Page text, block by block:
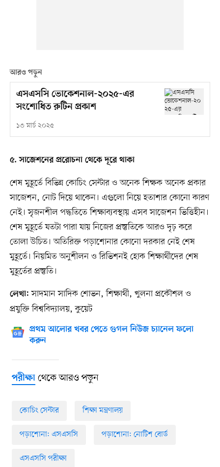
আরও পড়ুন
এসএসসি ভোকেশনাল-২০২৫-এর
সংশোধিত রুটিন প্রকাশ
১৩ মার্চ ২০২৫
৫. সাজেশনের প্ররোচনা থেকে দূরে থাকা
শেষ মুহূর্তে বিভিন্ন কোচিং সেন্টার ও অনেক শিক্ষক অনেক প্রকার
সাজেশন, নোট দিয়ে থাকেন। এগুলো নিয়ে হতাশার কোনো কারণ
নেই। সৃজনশীল পদ্ধতিতে শিক্ষাব্যবস্থায় এসব সাজেশন ভিত্তিহীন।
শেষ মুহূর্তে যতটা পারা যায় নিজের প্রস্তুতিকে আরও দৃঢ় করে
তোলা উচিত। অতিরিক্ত পড়াশোনার কোনো দরকার নেই শেষ
মুহূর্তে। নিয়মিত অনুশীলন ও রিভিশনই হোক শিক্ষার্থীদের শেষ
মুহূর্তের প্রস্তুতি।
লেখা: সাদমান সাদিক শোভন, শিক্ষার্থী, খুলনা প্রকৌশল ও
প্রযুক্তি বিশ্ববিদ্যালয়, কুয়েট
প্রথম আলোর খবর পেতে গুগল নিউজ চ্যানেল ফলো
করুন
পরীক্ষাথেকে আরও পড়ুন
কোচিং সেন্টার শিক্ষা মন্ত্রণালয়
পড়াশোনা: এসএসসি পড়াশোনা: নোটিশ বোর্ড
এসএসসি পরীক্ষা